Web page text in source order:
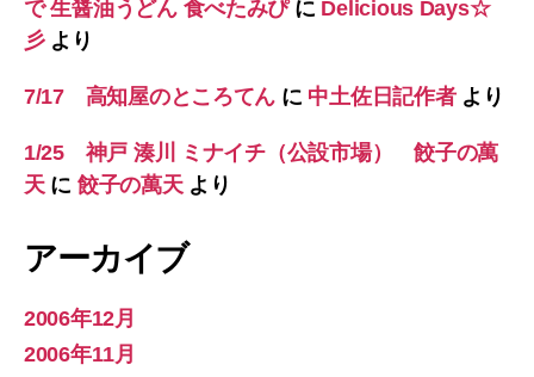
で 生醤油うどん 食べたみぴに Delicious Days☆
彡より
7/17 高知屋のところてん に 中土佐日記作者より
1/25 神戸 湊川 ミナイチ（公設市場） 餃子の萬
天に 餃子の萬天より
アーカイブ
2006年12月
2006年11月